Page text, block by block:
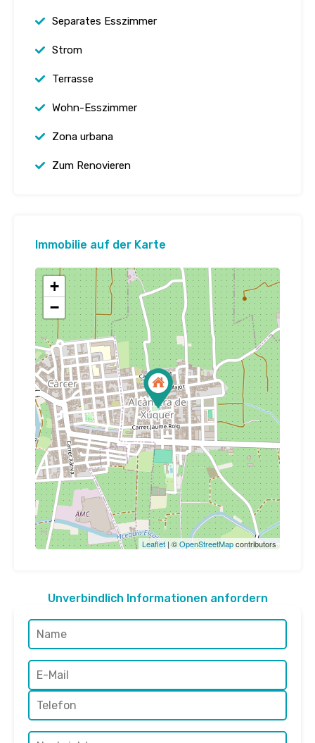
Separates Esszimmer
Strom
Terrasse
Wohn-Esszimmer
Zona urbana
Zum Renovieren
Immobilie auf der Karte
+
−
Leaflet| ©OpenStreetMapcontributors
Unverbindlich Informationen anfordern